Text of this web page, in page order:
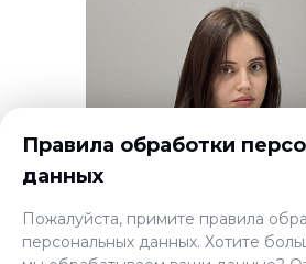
Правила обработки
данных
Пожалуйста, примите правила
персональных данных. Хотите